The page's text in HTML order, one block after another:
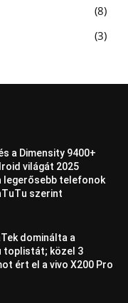
8
3
a Dimensity 9400+
világát 2025
legerősebb telefonok
szerint
dominálta a
toplistát; közel 3
ért el a vivo X200 Pro